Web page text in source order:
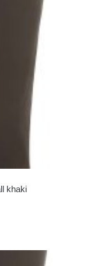
khaki